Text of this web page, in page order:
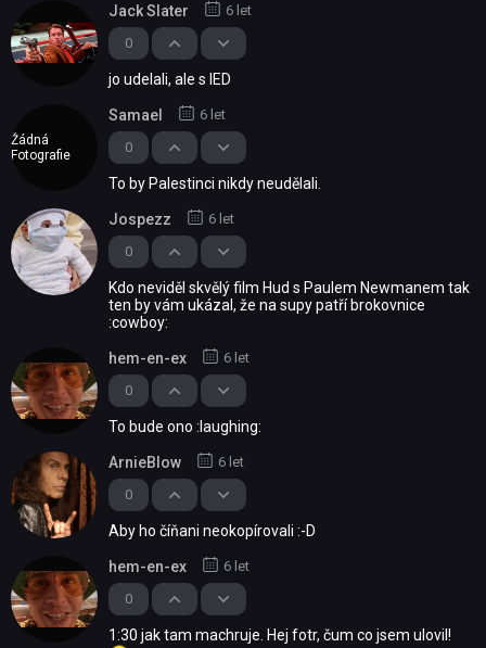
0
Jack Slater 6 let
jo udelali, ale s IED
Žádná
Fotografie
0
Samael 6 let
To by Palestinci nikdy neudělali.
0
Jospezz 6 let
Kdo neviděl skvělý film Hud s Paulem Newmanem tak
ten by vám ukázal, že na supy patří brokovnice
:cowboy:
0
hem-en-ex 6 let
To bude ono :laughing:
0
ArnieBlow 6 let
Aby ho číňani neokopírovali :-D
0
hem-en-ex 6 let
1:30 jak tam machruje. Hej fotr, čum co jsem ulovil!